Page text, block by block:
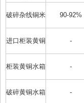
破碎杂线铜米 90-92%
进口柜装黄铜 -
柜装黄铜水箱 -
破碎黄铜水箱 -